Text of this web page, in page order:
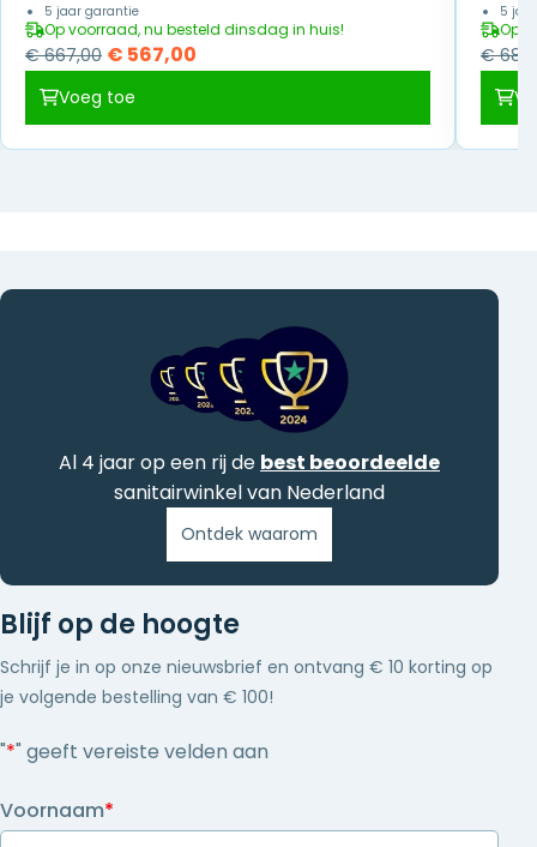
5 jaar garantie
Op voorraad, nu besteld dinsdag in huis!
€667,00 Oorspronkelijke
€ 667,00.
€ 567,00
€ 567,00.
Voeg toe
5
Op
€
Blijf op de hoogte
Schrijf je in op onze nieuwsbrief en ontvang € 10 korting op
je volgende bestelling van € 100!
"*" geeft vereiste velden aan
Voornaam*
Al 4 jaar op een rij de best beoordeelde
sanitairwinkel van Nederland
Ontdek waarom